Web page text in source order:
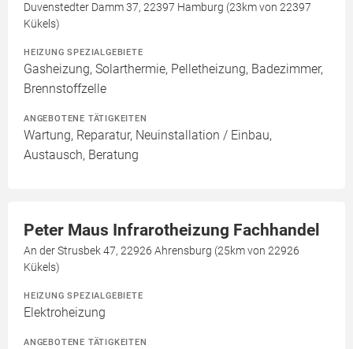
Duvenstedter Damm 37, 22397 Hamburg (23km von 22397
Kükels)
HEIZUNG SPEZIALGEBIETE
Gasheizung, Solarthermie, Pelletheizung, Badezimmer,
Brennstoffzelle
ANGEBOTENE TÄTIGKEITEN
Wartung, Reparatur, Neuinstallation / Einbau,
Austausch, Beratung
Peter Maus Infrarotheizung Fachhandel
An der Strusbek 47, 22926 Ahrensburg (25km von 22926
Kükels)
HEIZUNG SPEZIALGEBIETE
Elektroheizung
ANGEBOTENE TÄTIGKEITEN